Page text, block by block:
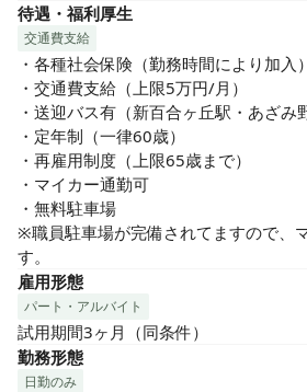
待遇・福利厚生
交通費支給
・各種社会保険（勤務時間により加入）
・交通費支給（上限5万円/月）
・送迎バス有（新百合ヶ丘駅・あざみ
・定年制（一律60歳）
・再雇用制度（上限65歳まで）
・マイカー通勤可
・無料駐車場
※職員駐車場が完備されてますので、
す。
雇用形態
パート・アルバイト
試用期間3ヶ月（同条件）
勤務形態
日勤のみ